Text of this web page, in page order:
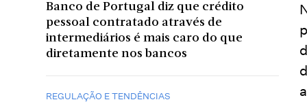
Banco de Portugal diz que crédito
pessoal contratado através de
intermediários é mais caro do que
diretamente nos bancos
REGULAÇÃO E TENDÊNCIAS